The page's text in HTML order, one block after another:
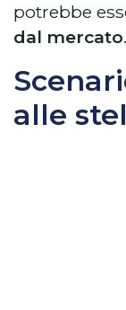
potrebbe
dal mercato.
alle